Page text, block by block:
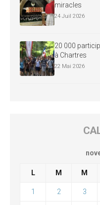
miracles
24 Juil 2026
20 000
à Chartres
22 Mai 2026
L M M
1 2 3